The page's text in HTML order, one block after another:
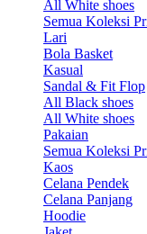
All White shoes
Semua Koleksi
Lari
Bola Basket
Kasual
Sandal & Fit Flop
All Black shoes
All White shoes
Pakaian
Semua Koleksi
Kaos
Celana Pendek
Celana Panjang
Hoodie